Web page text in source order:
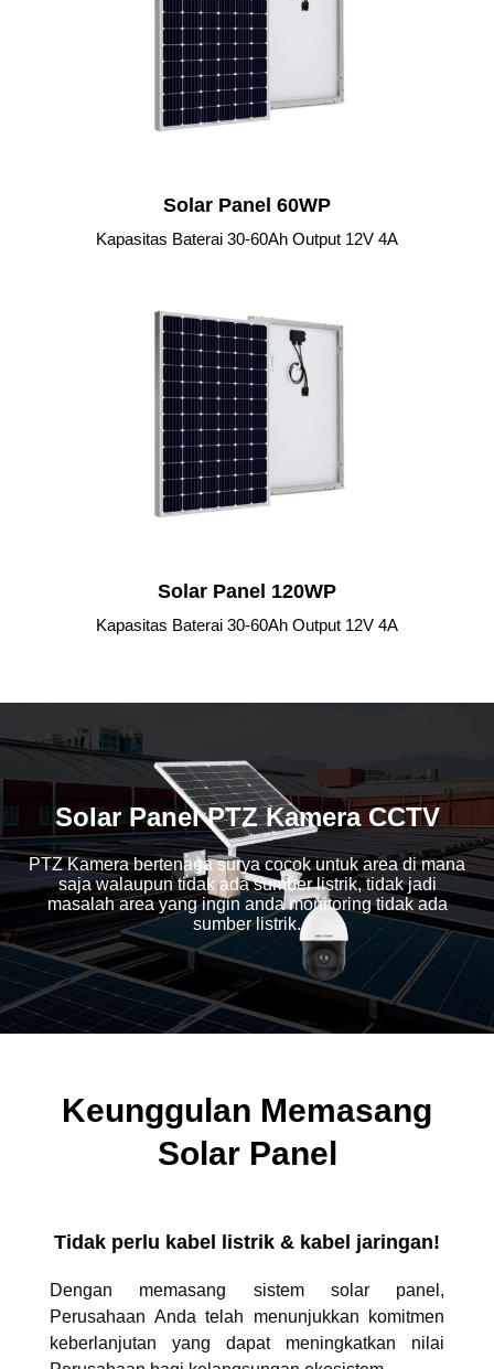
Solar Panel 60WP
Kapasitas Baterai 30-60Ah Output 12V 4A
Solar Panel 120WP
Kapasitas Baterai 30-60Ah Output 12V 4A
Solar Panel PTZ Kamera CCTV
PTZ Kamera bertenaga surya cocok untuk area di mana
saja walaupun tidak ada sumber listrik, tidak jadi
masalah area yang ingin anda monitoring tidak ada
sumber listrik.
Keunggulan Memasang
Solar Panel
Tidak perlu kabel listrik & kabel jaringan!
Dengan memasang sistem solar panel,
Perusahaan Anda telah menunjukkan komitmen
keberlanjutan yang dapat meningkatkan nilai